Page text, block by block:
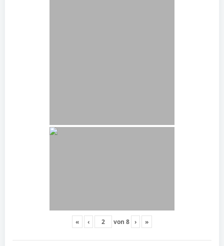
« ‹ von 8 › »